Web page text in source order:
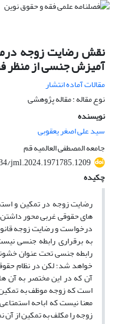
نقش رضایت زوجه
آمیزش جنسی از منظر
مقالات آماده انتشار
نوع مقاله : مقاله پژوهشی
نویسنده
سید علی اصغر یعقوبی
جامعه المصطفی العالمیه قم
jml.2024.1971785.1209
چکیده
رضایت زوجه در تمکین و
های حقوقی غربی محور
درخواست و رضایت زوجه
به برقراری رابطه جنسی
رابطه جنسی تحت عنوان
خواهد شد؛ لکن در نظام
آن که در این مختصر به آن
است که زوجه موظف به
معنا نیست که اباحه
زوجه را مکلف به تمکین از آن